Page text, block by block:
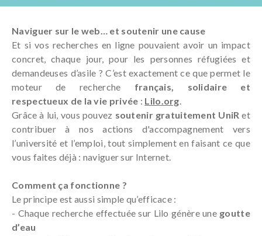
Naviguer sur le web… et soutenir une cause
Et si vos recherches en ligne pouvaient avoir un impact
concret, chaque jour, pour les personnes réfugiées et
demandeuses d’asile ? C’est exactement ce que permet le
moteur de recherche français, solidaire et
respectueux de la vie privée : Lilo.org
Grâce à lui, vous pouvez soutenir gratuitement UniR et
contribuer à nos actions d'accompagnement vers
l’université et l’emploi, tout simplement en faisant ce que
vous faites déjà : naviguer sur Internet.
Comment ça fonctionne ?
Le principe est aussi simple qu’efficace :
- Chaque recherche effectuée sur Lilo génère une goutte
d’eau